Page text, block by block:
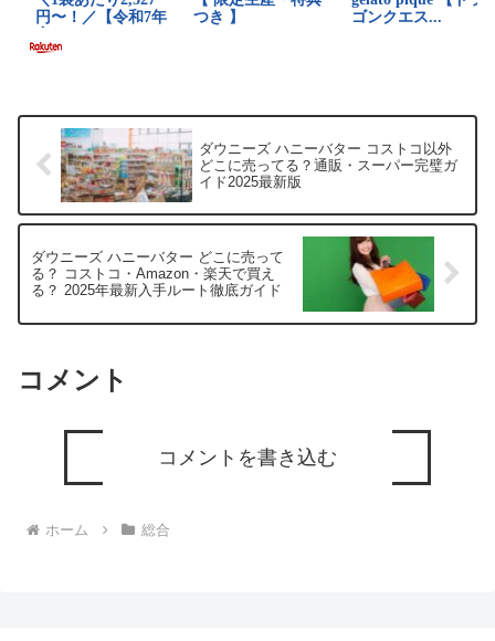
ダウニーズ ハニーバター コストコ以外
どこに売ってる？通販・スーパー完璧ガ
イド2025最新版
ダウニーズ ハニーバター どこに売って
る？ コストコ・Amazon・楽天で買え
る？ 2025年最新入手ルート徹底ガイド
コメント
コメントを書き込む
ホーム 総合